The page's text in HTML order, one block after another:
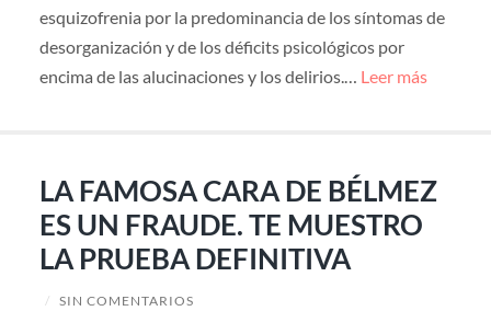
esquizofrenia por la predominancia de los síntomas de
desorganización y de los déficits psicológicos por
encima de las alucinaciones y los delirios.… Leer más
LA FAMOSA CARA DE BÉLMEZ
ES UN FRAUDE. TE MUESTRO
LA PRUEBA DEFINITIVA
/ SIN COMENTARIOS